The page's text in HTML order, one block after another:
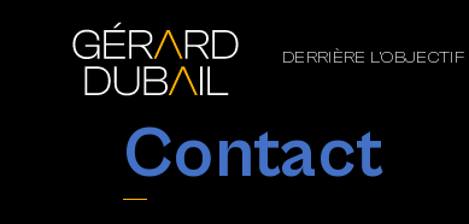
DERRIÈRE L’OBJECTIF
Contact